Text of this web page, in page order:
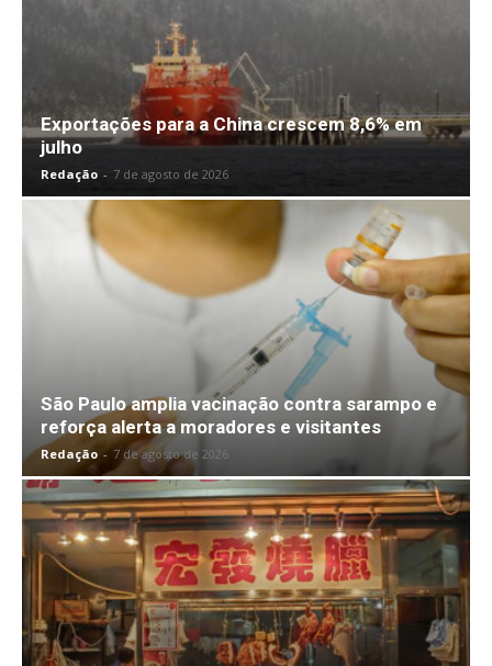
Exportações para a China crescem 8,6% em
julho
Redação - 7 de agosto de 2026
São Paulo amplia vacinação contra sarampo e
reforça alerta a moradores e visitantes
Redação - 7 de agosto de 2026